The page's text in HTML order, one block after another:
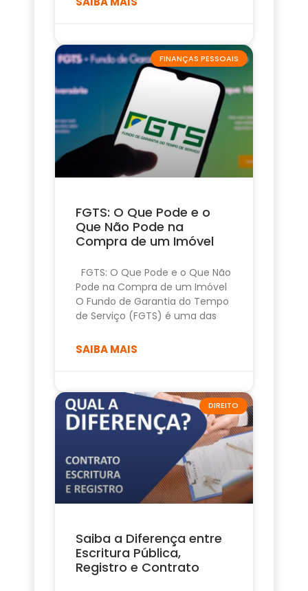
FINANÇAS PESSOAIS
FGTS: O Que Pode e o
Que Não Pode na
Compra de um Imóvel
FGTS: O Que Pode e o Que Não
Pode na Compra de um Imóvel
O Fundo de Garantia do Tempo
de Serviço (FGTS) é uma das
SAIBA MAIS
DIREITO
Saiba a Diferença entre
Escritura Pública,
Registro e Contrato